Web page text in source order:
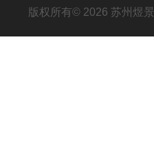
版权所有© 2026 苏州煜